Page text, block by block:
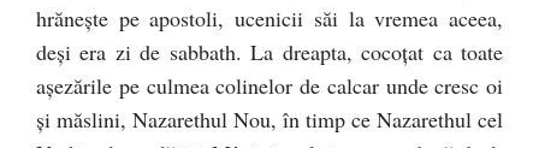
hrăneşte pe apostoli, ucenicii săi la vremea aceea,
deşi era zi de sabbath. La dreapta, cocoţat ca toate
aşezările pe culmea colinelor de calcar unde cresc oi
şi măslini, Nazarethul Nou, în timp ce Nazarethul cel